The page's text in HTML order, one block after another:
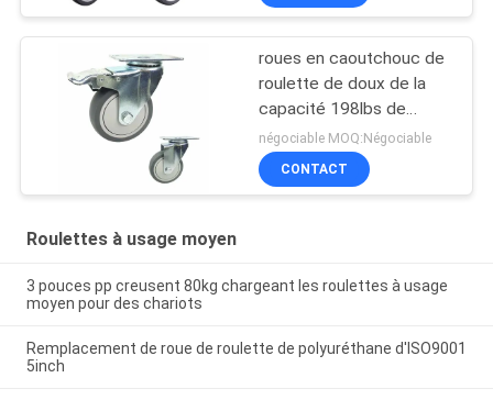
roues en caoutchouc de
roulette de doux de la
capacité 198lbs de
100mm avec des
couvertures
négociable MOQ:Négociable
CONTACT
Roulettes à usage moyen
3 pouces pp creusent 80kg chargeant les roulettes à usage
moyen pour des chariots
Remplacement de roue de roulette de polyuréthane d'ISO9001
5inch